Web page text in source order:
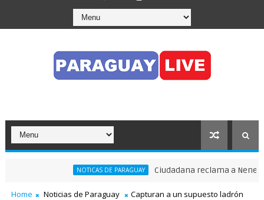
NOTICAS DE PARAGUAY Ciudadana reclama a Nenecho:
en pleno Puente de la Amistad
Home Noticias de Paraguay
Capturan a un supuesto ladrón